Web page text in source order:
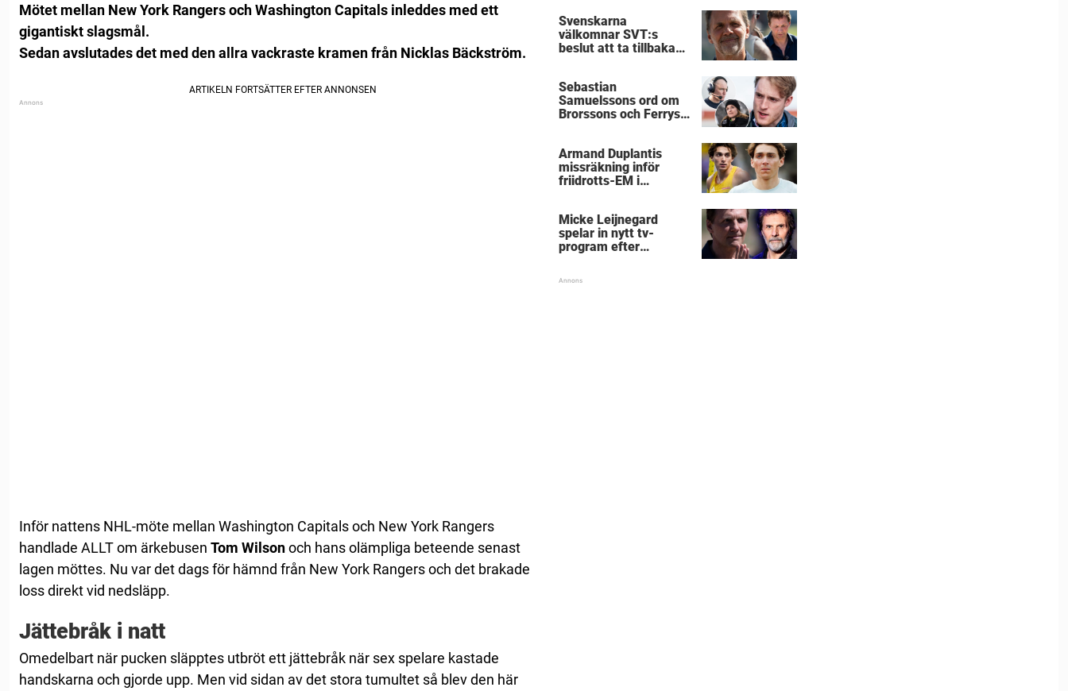
Mötet mellan New York Rangers och Washington Capitals inleddes med ett
gigantiskt slagsmål.
Sedan avslutades det med den allra vackraste kramen från Nicklas Bäckström.
Inför nattens NHL-möte mellan Washington Capitals och New York Rangers
handlade ALLT om ärkebusen Tom Wilsonoch hans olämpliga beteende senast
lagen möttes. Nu var det dags för hämnd från New York Rangers och det brakade
loss direkt vid nedsläpp.
Jättebråk i natt
Omedelbart när pucken släpptes utbröt ett jättebråk när sex spelare kastade
handskarna och gjorde upp. Men vid sidan av det stora tumultet så blev den här
Svenskarna
välkomnar SVT:s
beslut att ta tillbaka
Sebastian
Samuelssons ord om
Brorssons och Ferrys
Armand Duplantis
missräkning inför
friidrotts-EM i
Micke Leijnegard
spelar in nytt tv-
program efter